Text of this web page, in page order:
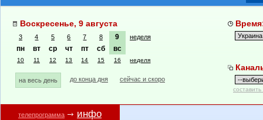
Воскресенье, 9 августа
3 4 5 6 7 8 9 неделя
пн вт ср чт пт сб вс
10 11 12 13 14 15 16 неделя
на весь день до конца дня сейчас и скоро
телепрограмма инфо